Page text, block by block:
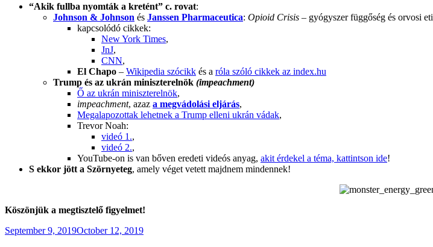
“Akik fullba nyomták a kretént” c. rovat:
Johnson & Johnson és Janssen Pharmaceutica: Opioid Crisis – gyógyszer függőség és orvosi
kapcsolódó cikkek:
New York Times,
JnJ,
CNN,
El Chapo – Wikipedia szócikk és a róla szóló cikkek az index.hu
Trump és az ukrán miniszterelnök (impeachment)
Ő az ukrán miniszterelnök,
impeachment, azaz a megvádolási eljárás,
Megalapozottak lehetnek a Trump elleni ukrán vádak,
Trevor Noah:
videó 1.,
videó 2.,
YouTube-on is van bőven eredeti videós anyag, akit érdekel a téma, kattintson ide!
S ekkor jött a Szörnyeteg, amely véget vetett majdnem mindennek!
Köszönjük a megtisztelő figyelmet!
Posted
September 9, 2019October 12, 2019